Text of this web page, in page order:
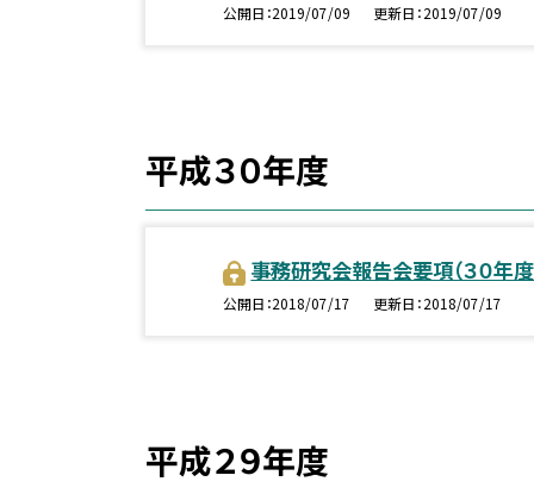
公開日 2019/07/09 更新日 2019/07/09
平成３０年度
事務研究会報告会要項（３０年度
公開日 2018/07/17 更新日 2018/07/17
平成２９年度